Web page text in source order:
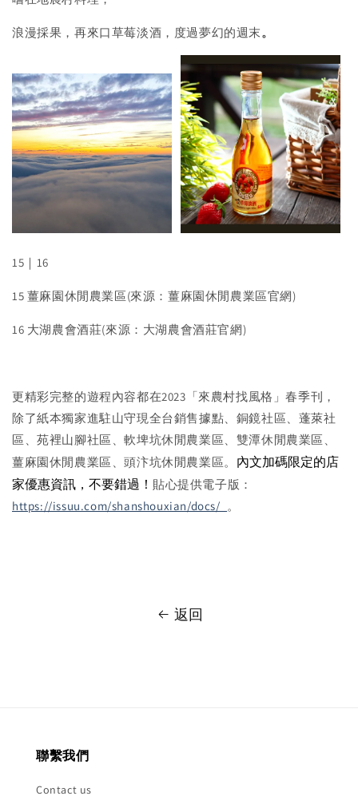
浪漫採果，再來口草莓淡酒，度過夢幻的週末。
15｜16
15 薑麻園休閒農業區(來源：薑麻園休閒農業區官網)
16 大湖農會酒莊(來源：大湖農會酒莊官網)
更精彩完整的遊程內容都在2023「來農村找風格」春季刊，
除了紙本獨家進駐山守現全台銷售據點、銅鏡社區、蓬萊社
區、苑裡山腳社區、軟埤坑休閒農業區、雙潭休閒農業區、
薑麻園休閒農業區、頭汴坑休閒農業區。 內文加碼限定的店
家優惠資訊，不要錯過！ 貼心提供電子版：
https://issuu.com/shanshouxian/docs/_ 。
返回
聯繫我們
Contact us